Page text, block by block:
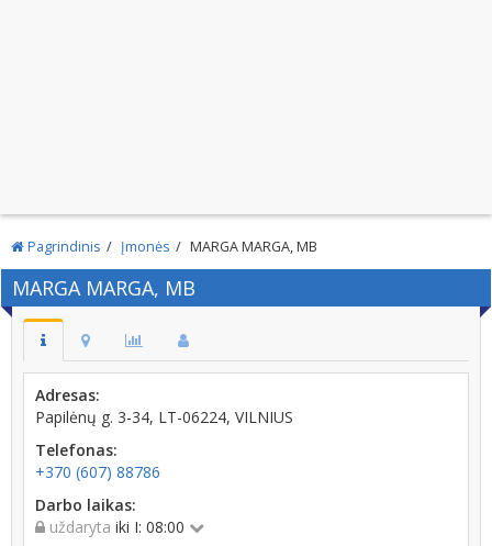
Pagrindinis Įmonės MARGA MARGA, MB
MARGA MARGA, MB
Adresas:
Papilėnų g. 3-34, LT-06224, VILNIUS
Telefonas:
+370 (607) 88786
Darbo laikas:
uždaryta iki I: 08:00